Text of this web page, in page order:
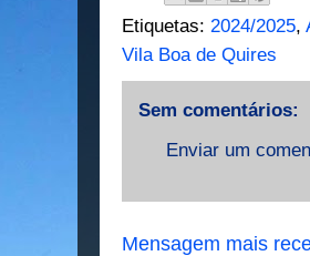
Etiquetas: 2024/2025,
Vila Boa de Quires
Sem comentários:
Enviar um
Mensagem mais